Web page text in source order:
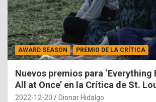
AWARD SEASON PREMIO DE LA CRÍTICA
Nuevos premios para ‘Everything
All at Once’ en la Crítica de St.
2022-12-20 Dionar Hidalgo